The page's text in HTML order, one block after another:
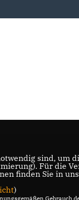
sind,
Für die
finden Sie in
)
Gebrauch